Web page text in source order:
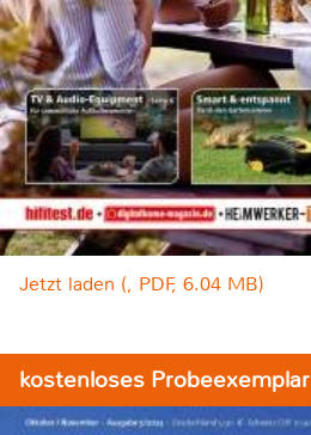
Jetzt laden (, PDF, 6.04 MB)
kostenloses Probeexemplar